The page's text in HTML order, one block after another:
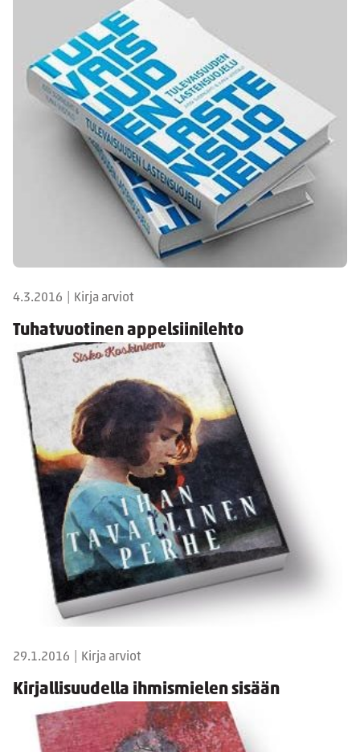
4.3.2016 Kirja arviot
Tuhatvuotinen appelsiinilehto
29.1.2016 Kirja arviot
Kirjallisuudella ihmismielen sisään